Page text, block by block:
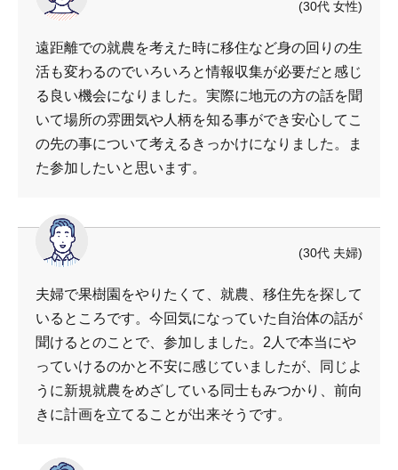
(30代 女性)
遠距離での就農を考えた時に移住など身の回りの生
活も変わるのでいろいろと情報収集が必要だと感じ
る良い機会になりました。実際に地元の方の話を聞
いて場所の雰囲気や人柄を知る事ができ安心してこ
の先の事について考えるきっかけになりました。ま
た参加したいと思います。
(30代 夫婦)
夫婦で果樹園をやりたくて、就農、移住先を探して
いるところです。今回気になっていた自治体の話が
聞けるとのことで、参加しました。2人で本当にや
っていけるのかと不安に感じていましたが、同じよ
うに新規就農をめざしている同士もみつかり、前向
きに計画を立てることが出来そうです。